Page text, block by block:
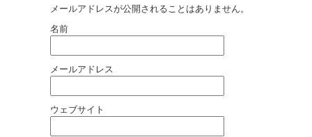
メールアドレスが公開されることはありません。
名前
メールアドレス
ウェブサイト